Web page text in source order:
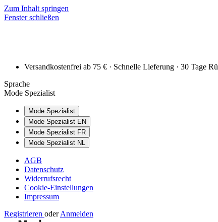
Zum Inhalt springen
Fenster schließen
Versandkostenfrei ab 75 € · Schnelle Lieferung · 30 Tage
Sprache
Mode Spezialist
Mode Spezialist
Mode Spezialist EN
Mode Spezialist FR
Mode Spezialist NL
AGB
Datenschutz
Widerrufsrecht
Cookie-Einstellungen
Impressum
Registrieren oder Anmelden